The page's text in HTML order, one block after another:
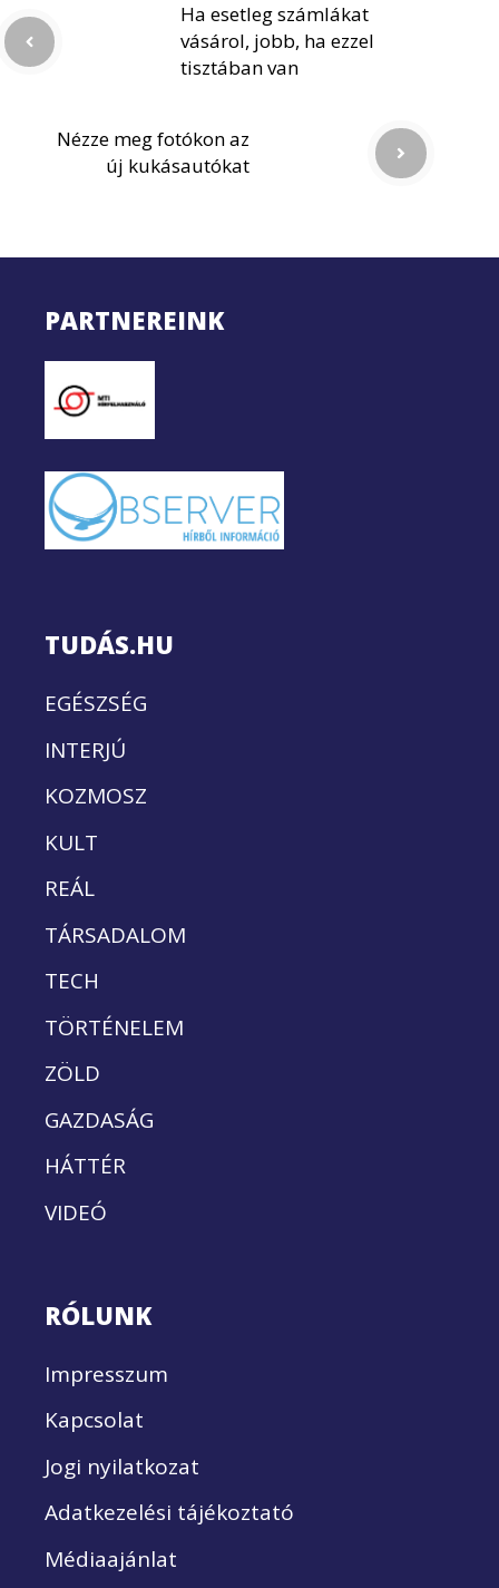
Ha esetleg számlákat
vásárol, jobb, ha ezzel
tisztában van
Nézze meg fotókon az
új kukásautókat
PARTNEREINK
TUDÁS.HU
EGÉSZSÉG
INTERJÚ
KOZMOSZ
KULT
REÁL
TÁRSADALOM
TECH
TÖRTÉNELEM
ZÖLD
GAZDASÁG
HÁTTÉR
VIDEÓ
RÓLUNK
Impresszum
Kapcsolat
Jogi nyilatkozat
Adatkezelési tájékoztató
Médiaajánlat